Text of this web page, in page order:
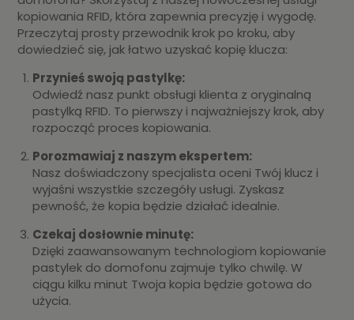
kopiowania RFID, która zapewnia precyzję i wygodę.
Przeczytaj prosty przewodnik krok po kroku, aby
dowiedzieć się, jak łatwo uzyskać kopię klucza:
Przynieś swoją pastylkę:
Odwiedź nasz punkt obsługi klienta z oryginalną
pastylką RFID. To pierwszy i najważniejszy krok, aby
rozpocząć proces kopiowania.
Porozmawiaj z naszym ekspertem:
Nasz doświadczony specjalista oceni Twój klucz i
wyjaśni wszystkie szczegóły usługi. Zyskasz
pewność, że kopia będzie działać idealnie.
Czekaj dosłownie minutę:
Dzięki zaawansowanym technologiom kopiowanie
pastylek do domofonu zajmuje tylko chwilę. W
ciągu kilku minut Twoja kopia będzie gotowa do
użycia.